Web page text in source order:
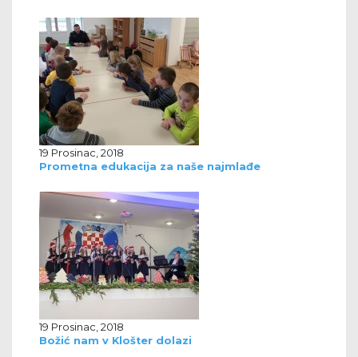
19 Prosinac, 2018
Prometna edukacija za naše najmlađe
19 Prosinac, 2018
Božić nam v Klošter dolazi